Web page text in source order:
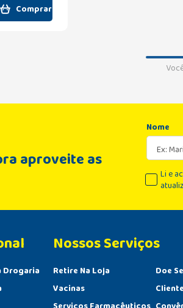
Comprar
aproveite as
Nome
Li e
Drogaria
Retire Na Loja
Vacinas
Doe